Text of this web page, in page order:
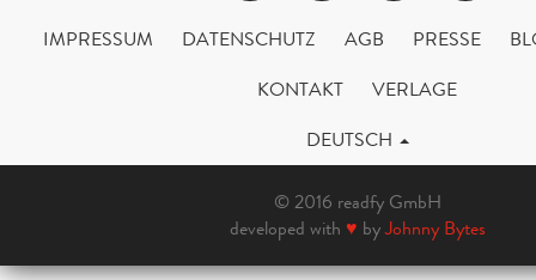
IMPRESSUM DATENSCHUTZ AGB PRESSE
KONTAKT
VERLAGE
DEUTSCH
© 2016 readfy GmbH
developed with ♥ byJohnny Bytes